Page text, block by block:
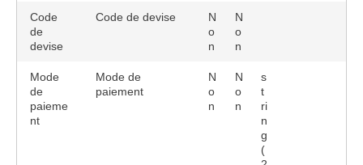
Code
de
devise
Code de devise
N
o
n
N
o
n
Mode
de
paieme
nt
Mode de
paiement
N
o
n
N
o
n
s
t
ri
n
g
(